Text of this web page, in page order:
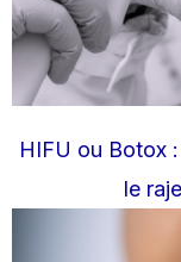
HIFU ou Botox
le